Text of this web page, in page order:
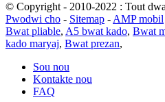
© Copyright - 2010-2022 : Tout
Pwodwi cho - Sitemap - AMP mobil
Bwat pliable, A5 bwat kado, Bwat
kado maryaj, Bwat prezan,
Sou nou
Kontakte nou
FAQ